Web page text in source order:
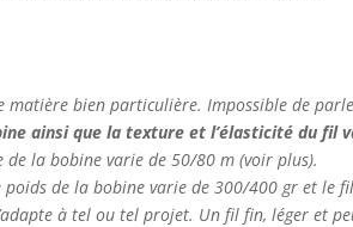
bien particulière. Impossible de
ainsi que la texture et l’élasticité du fil
de la bobine varie de 50/80 m (voir plus).
de la bobine varie de 300/400 gr et le
à tel ou tel projet. Un fil fin, léger et